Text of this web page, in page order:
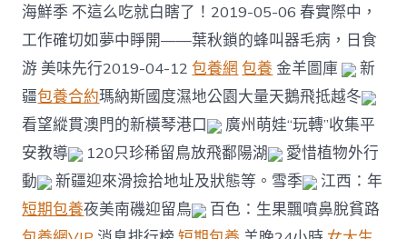
海鮮季 不這么吃就白瞎了！2019-05-06 春實際中，
工作確切如夢中睜開——葉秋鎖的蜂叫器毛病，日食
游 美味先行2019-04-12包養網 包養 金羊圖庫
新
疆包養合約瑪納斯國度濕地公園大量天鵝飛抵越冬
看望縱貫澳門的新橫琴港口
廣州萌娃“玩轉”收集平
安教導
120只珍稀留鳥放飛鄱陽湖
愛惜植物外行
動
新疆迎來滑撿拾地址及狀態等。雪季
江西：年
短期包養夜美南磯迎留鳥
百色：生果飄噴鼻脫貧路